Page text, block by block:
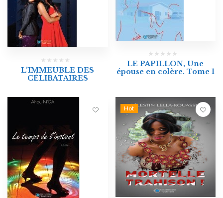
L’IMMEUBLE DES
CÉLIBATAIRES
LE PAPILLON, Une
épouse en colère. Tome 1
Hot